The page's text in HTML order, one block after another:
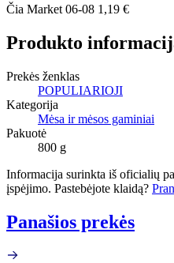
Čia Market 06-08 1,19 €
Produkto
Prekės ženklas
POPULIARIOJI
Kategorija
Mėsa ir mėsos gaminiai
Pakuotė
800 g
Informacija surinkta iš oficialių
įspėjimo. Pastebėjote klaidą?
Panašios prekės